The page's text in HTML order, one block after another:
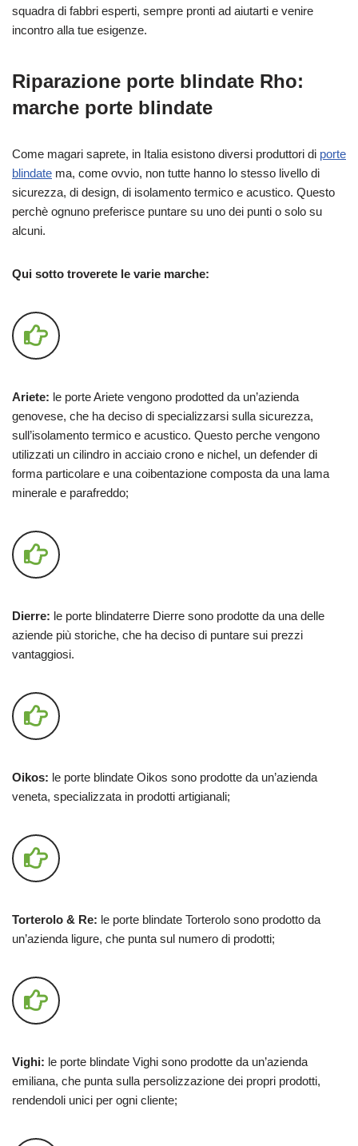
squadra di fabbri esperti, sempre pronti ad aiutarti e venire
incontro alla tue esigenze.
Riparazione porte blindate Rho:
marche porte blindate
Come magari saprete, in Italia esistono diversi produttori di porte
blindate ma, come ovvio, non tutte hanno lo stesso livello di
sicurezza, di design, di isolamento termico e acustico. Questo
perchè ognuno preferisce puntare su uno dei punti o solo su
alcuni.
Qui sotto troverete le varie marche:
Ariete: le porte Ariete vengono prodotted da un’azienda
genovese, che ha deciso di specializzarsi sulla sicurezza,
sull’isolamento termico e acustico. Questo perche vengono
utilizzati un cilindro in acciaio crono e nichel, un defender di
forma particolare e una coibentazione composta da una lama
minerale e parafreddo;
Dierre: le porte blindaterre Dierre sono prodotte da una delle
aziende più storiche, che ha deciso di puntare sui prezzi
vantaggiosi.
Oikos: le porte blindate Oikos sono prodotte da un’azienda
veneta, specializzata in prodotti artigianali;
Torterolo & Re: le porte blindate Torterolo sono prodotto da
un’azienda ligure, che punta sul numero di prodotti;
Vighi: le porte blindate Vighi sono prodotte da un’azienda
emiliana, che punta sulla persolizzazione dei propri prodotti,
rendendoli unici per ogni cliente;